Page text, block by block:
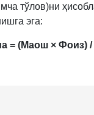
м.
қ.
тўлов)ни
эга:
= (Маош × Фоиз) /